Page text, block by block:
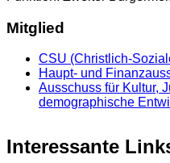
Mitglied
CSU (Christlich-
Haupt- und
Ausschuss für Kultur,
demographische
Interessante